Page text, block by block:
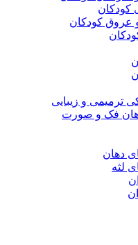
کودکان
ترمیمی و زیبایی
فک و صورت
دهان
لثه